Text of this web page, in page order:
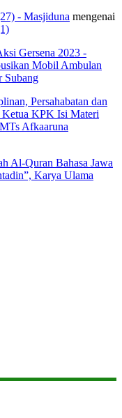
- Masjiduna mengenai
Gersena 2023 -
Mobil Ambulan
Subang
Persahabatan dan
KPK Isi Materi
Afkaaruna
Al-Quran Bahasa Jawa
Karya Ulama